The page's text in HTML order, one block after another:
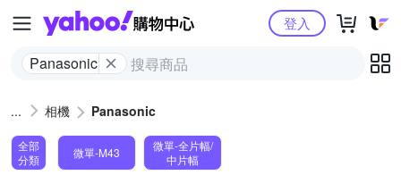
Yahoo購物中心
Panasonic
登入
相機 Panasonic
全部
分類
微單-M43
微單-全片幅/
中片幅